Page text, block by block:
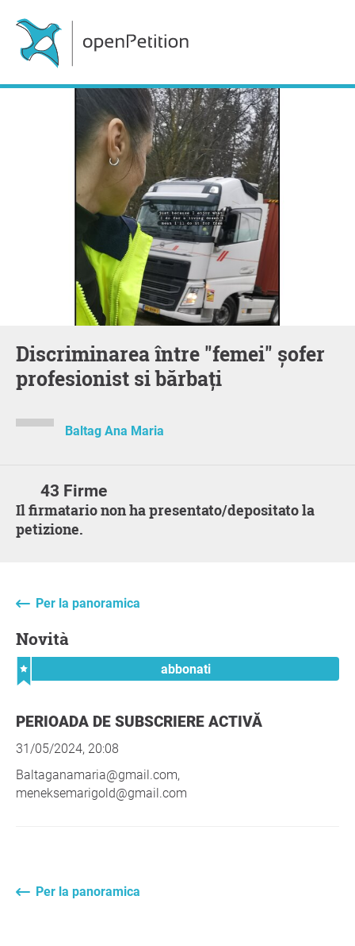
Discriminarea între "femei" șofer
profesionist si bărbați
Baltag Ana Maria
43 Firme
Il firmatario non ha presentato/depositato la
petizione.
Per la panoramica
Novità
abbonati
PERIOADA DE SUBSCRIERE ACTIVĂ
31/05/2024, 20:08
Baltaganamaria@gmail.com,
meneksemarigold@gmail.com
Per la panoramica